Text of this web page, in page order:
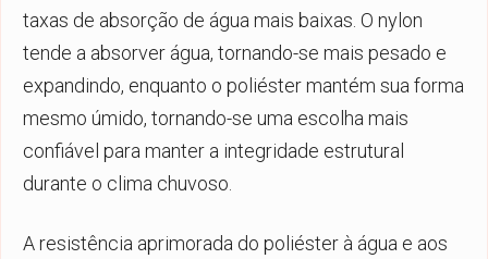
taxas de absorção de água mais baixas. O nylon
tende a absorver água, tornando-se mais pesado e
expandindo, enquanto o poliéster mantém sua forma
mesmo úmido, tornando-se uma escolha mais
confiável para manter a integridade estrutural
durante o clima chuvoso.
A resistência aprimorada do poliéster à água e aos